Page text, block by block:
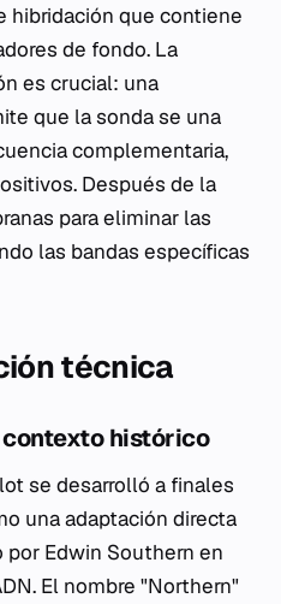
hibridación que contiene
de fondo. La
es crucial: una
que la sonda se una
complementaria,
Después de la
para eliminar las
las bandas específicas
técnica
histórico
se desarrolló a finales
una adaptación directa
Edwin Southern en
El nombre "Northern"